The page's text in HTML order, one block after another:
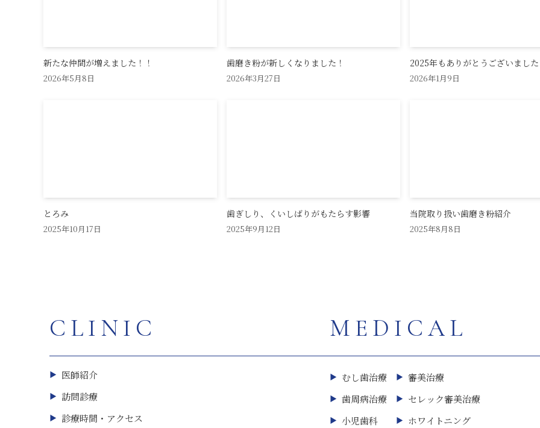
新たな仲間が増えました！！
2026年5月8日
歯磨き粉が新しくなりました！
2026年3月27日
2025年もありがとうございました
2026年1月9日
とろみ
2025年10月17日
歯ぎしり、くいしばりがもたらす影響
2025年9月12日
当院取り扱い歯磨き粉紹介
2025年8月8日
CLINIC
医師紹介
訪問診療
診療時間・アクセス
MEDICAL
むし歯治療
歯周病治療
小児歯科
審美治療
セレック審美治療
ホワイトニング